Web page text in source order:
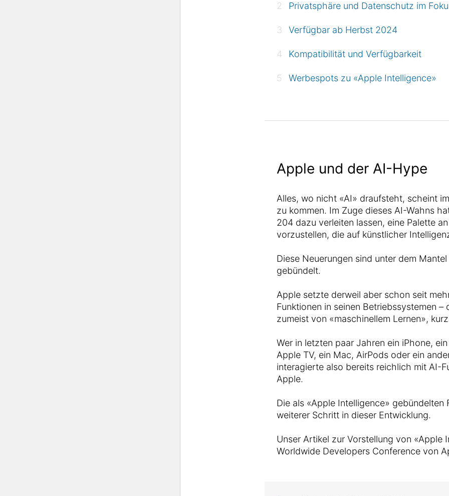
Privatsphäre und Datenschutz im
Verfügbar ab Herbst 2024
Kompatibilität und Verfügbarkeit
Werbespots zu «Apple Intelligence»
Apple und der AI-Hype
Alles, wo nicht «AI» draufsteht, scheint
zu kommen. Im Zuge dieses AI-Wahns
204 dazu verleiten lassen, eine Palette
vorzustellen, die auf künstlicher
Diese Neuerungen sind unter dem
gebündelt.
Apple setzte derweil aber schon seit
Funktionen in seinen Betriebssystemen
zumeist von «maschinellem Lernen»,
Wer in letzten paar Jahren ein iPhone,
Apple TV, ein Mac, AirPods oder ein
interagierte also bereits reichlich mit AI-
Apple.
Die als «Apple Intelligence»
weiterer Schritt in dieser Entwicklung.
Unser Artikel zur Vorstellung von «Apple
Worldwide Developers Conference von